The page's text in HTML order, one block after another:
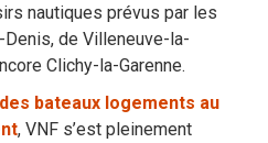
nautiques prévus par les
de Villeneuve-la-
Clichy-la-Garenne.
bateaux logements au
, VNF s’est pleinement